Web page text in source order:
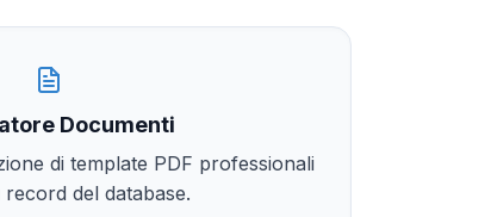
Documenti
di template PDF professionali
record del database.